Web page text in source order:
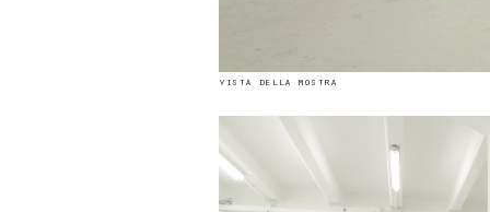
vista della mostra